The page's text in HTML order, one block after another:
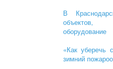
В
объектов,
оборудование
«Как уберечь
зимний